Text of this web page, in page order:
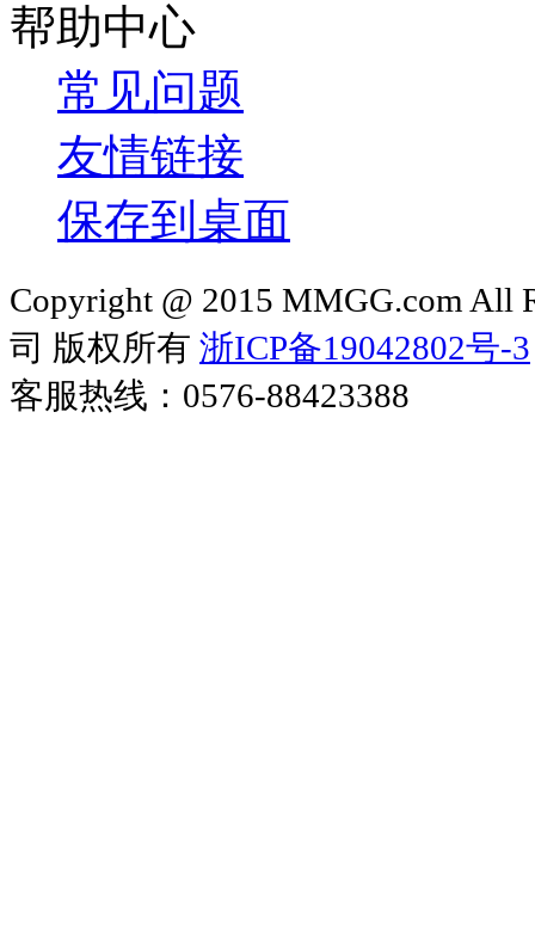
帮助中心
常见问题
友情链接
保存到桌面
Copyright @ 2015 MMGG.com All
司 版权所有 浙ICP备19042802号-3
客服热线：0576-88423388